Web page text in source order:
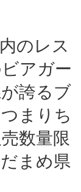
のレス
アガー
誇るブ
まりち
数量限
まめ県